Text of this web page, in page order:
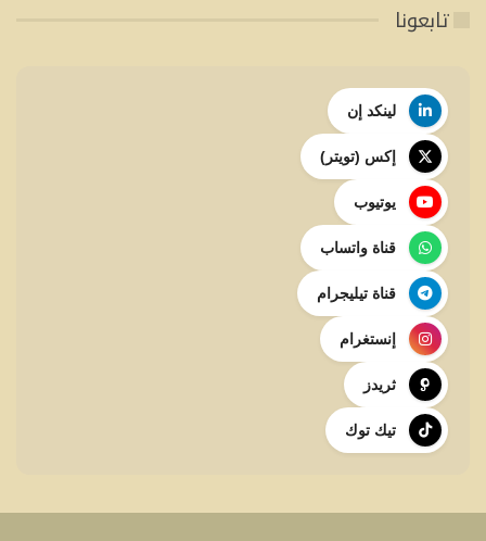
تابعونا
لينكد إن
إكس (تويتر)
يوتيوب
قناة واتساب
قناة تيليجرام
إنستغرام
ثريدز
تيك توك